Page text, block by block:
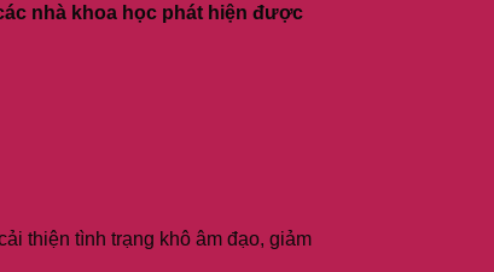
nhà khoa học phát hiện được
thiện tình trạng khô âm đạo, giảm